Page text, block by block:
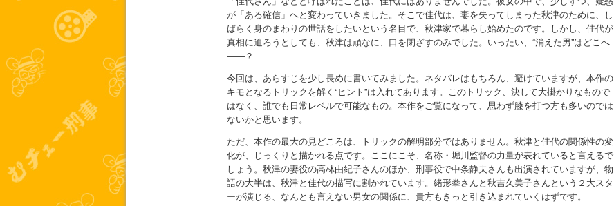
が「ある確信」へと変わっていきました。そこで佳代は、妻を失ってしまった秋津のために、し
ばらく身のまわりの世話をしたいという名目で、秋津家で暮らし始めたのです。しかし、佳代が
真相に迫ろうとしても、秋津は頑なに、口を閉ざすのみでした。いったい、“消えた男”はどこへ
――？
今回は、あらすじを少し長めに書いてみました。ネタバレはもちろん、避けていますが、本作の
キモとなるトリックを解く“ヒント”は入れてあります。このトリック、決して大掛かりなもので
はなく、誰でも日常レベルで可能なもの。本作をご覧になって、思わず膝を打つ方も多いのでは
ないかと思います。
ただ、本作の最大の見どころは、トリックの解明部分ではありません。秋津と佳代の関係性の変
化が、じっくりと描かれる点です。ここにこそ、名称・堀川監督の力量が表れていると言えるで
しょう。秋津の妻役の高林由紀子さんのほか、刑事役で中条静夫さんも出演されていますが、物
語の大半は、秋津と佳代の描写に割かれています。緒形拳さんと秋吉久美子さんという２大スタ
ーが演じる、なんとも言えない男女の関係に、貴方もきっと引き込まれていくはずです。